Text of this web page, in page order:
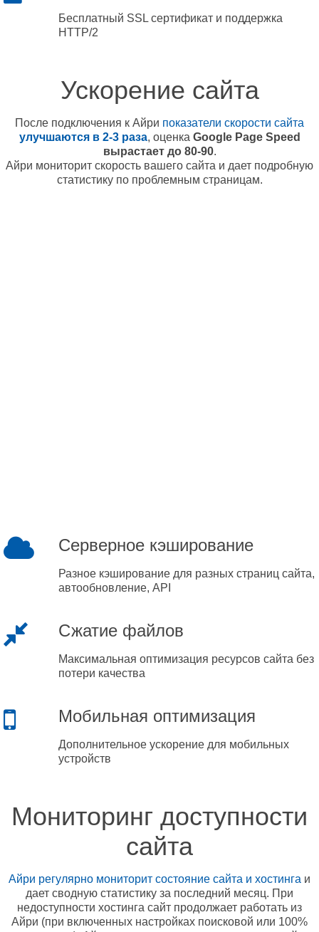
Бесплатный SSL сертификат и поддержка
HTTP/2
Ускорение сайта
После подключения к Айри показатели скорости сайта
улучшаются в 2-3 раза, оценка Google Page Speed
вырастает до 80-90.
Айри мониторит скорость вашего сайта и дает подробную
статистику по проблемным страницам.
Серверное кэширование
Разное кэширование для разных страниц сайта,
автообновление, API
Сжатие файлов
Максимальная оптимизация ресурсов сайта без
потери качества
Мобильная оптимизация
Дополнительное ускорение для мобильных
устройств
Мониторинг доступности
сайта
Айри регулярно мониторит состояние сайта и хостинга и
дает сводную статистику за последний месяц. При
недоступности хостинга сайт продолжает работать из
Айри (при включенных настройках поисковой или 100%